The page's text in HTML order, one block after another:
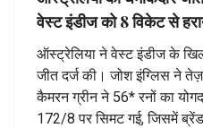
वेस्ट इंडीज को 8 विकेट से
ऑस्ट्रेलिया ने वेस्ट इंडीज के
जीत दर्ज की। जोश इंग्लिस ने तेज़
कैमरन ग्रीन ने 56* रनों का
172/8 पर सिमट गई, जिसमें